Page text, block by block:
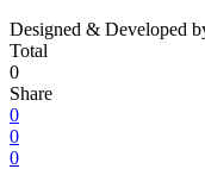
Designed & Developed
Total
0
Share
0
0
0